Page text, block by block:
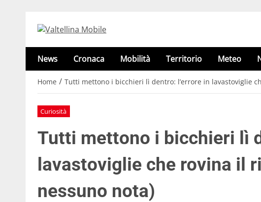
News Cronaca Mobilità Territorio Meteo
Home / Tutti mettono i bicchieri lì dentro: l’errore in lavastoviglie
Curiosità
Tutti mettono i bicchieri lì
lavastoviglie che rovina il
nessuno nota)